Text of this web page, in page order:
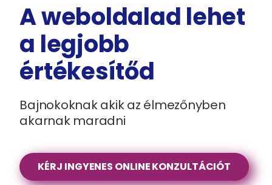
A weboldalad lehet
a legjobb
értékesítőd
Bajnokoknak akik az élmezőnyben
akarnak maradni
KÉRJ INGYENES ONLINE KONZULTÁCIÓT